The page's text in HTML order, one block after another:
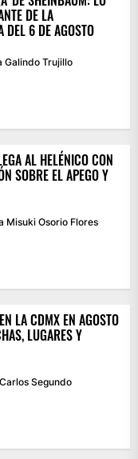
DE LA
DEL 6 DE AGOSTO
Galindo Trujillo
AL HELÉNICO CON
SOBRE EL APEGO Y
Misuki Osorio Flores
LA CDMX EN AGOSTO
LUGARES Y
Segundo